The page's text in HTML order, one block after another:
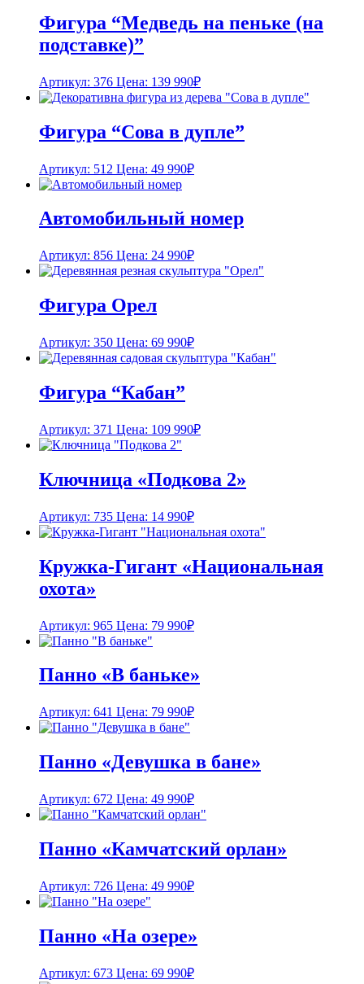
Фигура “Медведь на пеньке (на
подставке)”
Артикул: 376 Цена: 139 990₽
Фигура “Сова в дупле”
Артикул: 512 Цена: 49 990₽
Автомобильный номер
Артикул: 856 Цена: 24 990₽
Фигура Орел
Артикул: 350 Цена: 69 990₽
Фигура “Кабан”
Артикул: 371 Цена: 109 990₽
Ключница «Подкова 2»
Артикул: 735 Цена: 14 990₽
Кружка-Гигант «Национальная
охота»
Артикул: 965 Цена: 79 990₽
Панно «В баньке»
Артикул: 641 Цена: 79 990₽
Панно «Девушка в бане»
Артикул: 672 Цена: 49 990₽
Панно «Камчатский орлан»
Артикул: 726 Цена: 49 990₽
Панно «На озере»
Артикул: 673 Цена: 69 990₽